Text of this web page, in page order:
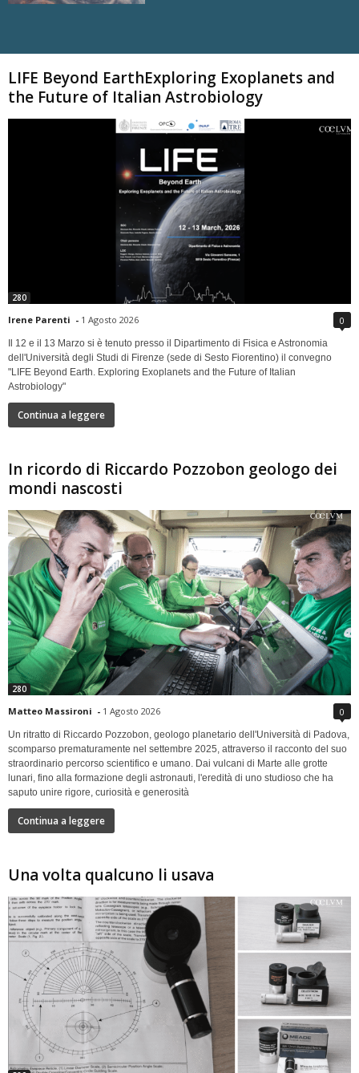
LIFE Beyond EarthExploring Exoplanets and
the Future of Italian Astrobiology
280
Irene Parenti - 1 Agosto 2026 0
Il 12 e il 13 Marzo si è tenuto presso il Dipartimento di Fisica e Astronomia
dell'Università degli Studi di Firenze (sede di Sesto Fiorentino) il convegno
"LIFE Beyond Earth. Exploring Exoplanets and the Future of Italian
Astrobiology"
Continua a leggere
In ricordo di Riccardo Pozzobon geologo dei
mondi nascosti
280
Matteo Massironi - 1 Agosto 2026 0
Un ritratto di Riccardo Pozzobon, geologo planetario dell'Università di Padova,
scomparso prematuramente nel settembre 2025, attraverso il racconto del suo
straordinario percorso scientifico e umano. Dai vulcani di Marte alle grotte
lunari, fino alla formazione degli astronauti, l'eredità di uno studioso che ha
saputo unire rigore, curiosità e generosità
Continua a leggere
Una volta qualcuno li usava